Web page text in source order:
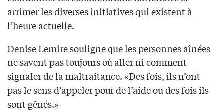
arrimer les diverses initiatives qui existent à
l’heure actuelle.
Denise Lemire souligne que les personnes aînées
ne savent pas toujours où aller ni comment
signaler de la maltraitance. «Des fois, ils n’ont
pas le sens d’appeler pour de l’aide ou des fois ils
sont gênés.»